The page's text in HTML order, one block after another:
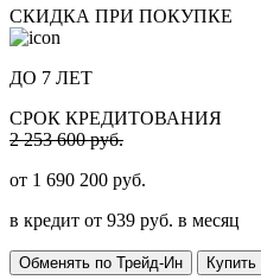
СКИДКА ПРИ ПОКУПКЕ
ДО 7 ЛЕТ
СРОК КРЕДИТОВАНИЯ
2 253 600 руб.
от 1 690 200 руб.
в кредит от 939 руб. в месяц
Обменять по Трейд-Ин